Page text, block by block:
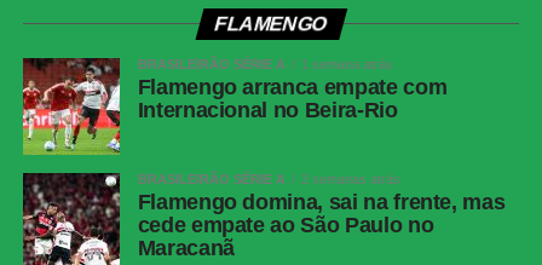
Benavídez, Jadson, Portilla e Santos
(Athletico-PR); Fernando Diniz, André
Ramalho, Matheuzinho e Rodrigo Garro
(Corinthians)
Cartões
Árbitro
Paulo Cesar Zanovelli da Silva (MG)
Assistentes
Nailton Junior de Sousa Oliveira (CE) e
FLAMENGO
BRASILEIRÃO SÉRIE A 1 semana atrás
Flamengo arranca empate com
Internacional no Beira-Rio
BRASILEIRÃO SÉRIE A 2 semanas atrás
Flamengo domina, sai na frente, mas
cede empate ao São Paulo no
Maracanã